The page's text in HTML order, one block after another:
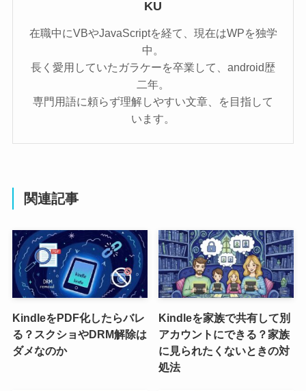
KU
在職中にVBやJavaScriptを経て、現在はWPを独学
中。
長く愛用していたガラケーを卒業して、android歴
二年。
専門用語に頼らず理解しやすい文章、を目指して
います。
関連記事
KindleをPDF化したらバレ
る？スクショやDRM解除は
ダメなのか
Kindleを家族で共有して別
アカウントにできる？家族
に見られたくないときの対
処法